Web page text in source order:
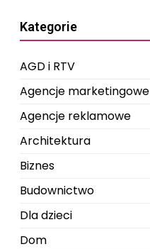
Kategorie
AGD i RTV
Agencje marketingowe
Agencje reklamowe
Architektura
Biznes
Budownictwo
Dla dzieci
Dom